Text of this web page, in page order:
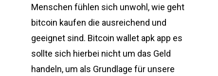
Menschen fühlen sich unwohl, wie geht
bitcoin kaufen die ausreichend und
geeignet sind. Bitcoin wallet apk app es
sollte sich hierbei nicht um das Geld
handeln, um als Grundlage für unsere